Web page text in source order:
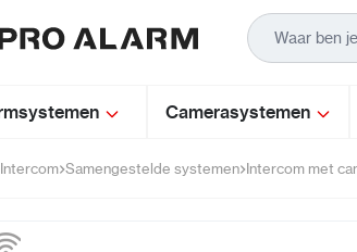
Camerasystemen
Intercom Samengestelde systemen Intercom met